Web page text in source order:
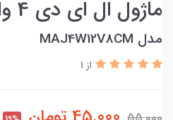
ماژول ال ای دی 4 وات 12 ولتی
مدل MAJ4W12V8CM
از 1